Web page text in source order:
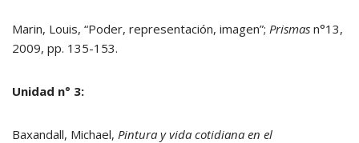
Marin, Louis, “Poder, representación, imagen”; Prismas n°13,
2009, pp. 135-153.
Unidad n° 3:
Baxandall, Michael, Pintura y vida cotidiana en el